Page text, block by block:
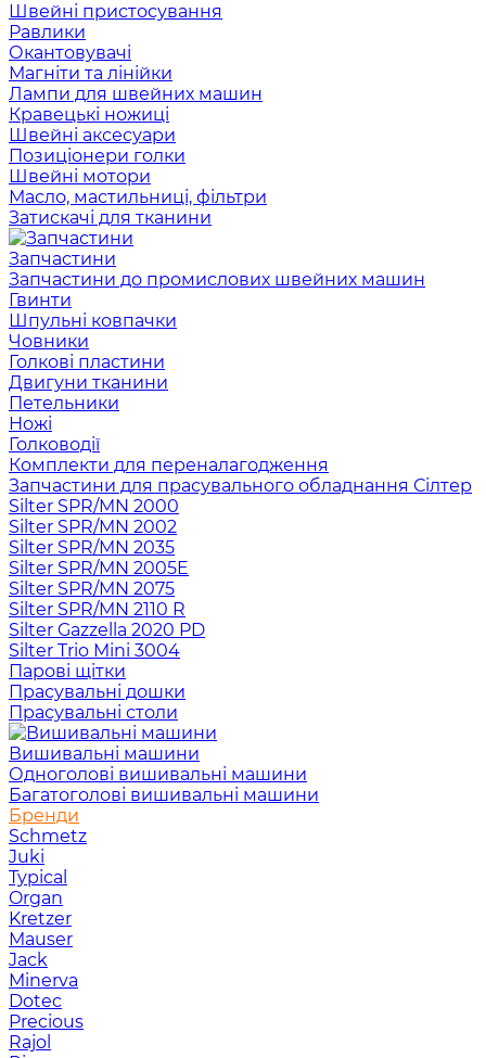
Швейні пристосування
Равлики
Окантовувачі
Магніти та лінійки
Лампи для швейних машин
Кравецькі ножиці
Швейні аксесуари
Позиціонери голки
Швейні мотори
Масло, мастильниці, фільтри
Затискачі для тканини
Запчастини
Запчастини до промислових швейних машин
Гвинти
Шпульні ковпачки
Човники
Голкові пластини
Двигуни тканини
Петельники
Ножі
Голководії
Комплекти для переналагодження
Запчастини для прасувального обладнання Сілтер
Silter SPR/MN 2000
Silter SPR/MN 2002
Silter SPR/MN 2035
Silter SPR/MN 2005E
Silter SPR/MN 2075
Silter SPR/MN 2110 R
Silter Gazzella 2020 PD
Silter Trio Mini 3004
Парові щітки
Прасувальні дошки
Прасувальні столи
Вишивальні машини
Одноголові вишивальні машини
Багатоголові вишивальні машини
Бренди
Schmetz
Juki
Typical
Organ
Kretzer
Mauser
Jack
Minerva
Dotec
Precious
Rajol